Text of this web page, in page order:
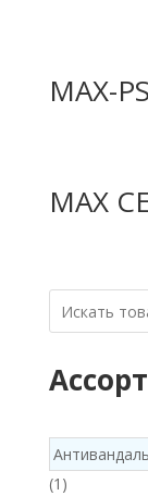
MAX-
MAX
1 1